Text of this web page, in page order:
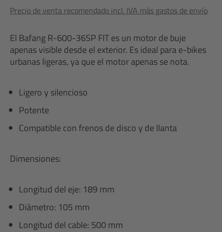
Precio de venta recomendado incl. IVA más gastos de envío
El Bafang R-600-36SP FIT es un motor de buje
apenas visible desde el exterior. Es ideal para e-bikes
urbanas ligeras, ya que el motor apenas se nota.
Ligero y silencioso
Potente
Compatible con frenos de disco y de llanta
Dimensiones:
Longitud del eje: 189 mm
Diámetro: 105 mm
Longitud del cable: 500 mm